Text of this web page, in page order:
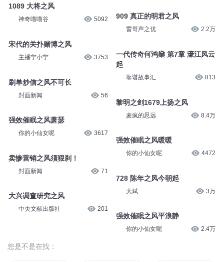
1089 大将之风
神奇喵喵谷 5092
宋代的关扑赌博之风
主播宁小宁 3753
刷单炒信之风不可长
封面新闻 56
强效催眠之风萧瑟
你的小仙女呢 3617
卖惨营销之风须狠刹！
封面新闻 71
大兴调查研究之风
中央文献出版社 201
909 真正的明君之风
雷哥声之优 2.2万
一代传奇何鸿燊 第7章 濠江风云
起
靠谱故事汇 813
黎明之剑1679上扬之风
麦疯的思远 8.4万
强效催眠之风暖暖
你的小仙女呢 4472
728 陈年之风今朝起
大斌 3万
强效催眠之风平浪静
你的小仙女呢 2.4万
您是不是在找：